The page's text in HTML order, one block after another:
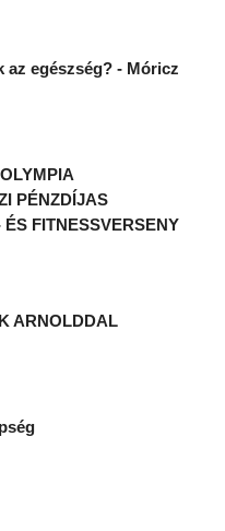
az egészség? - Móricz
PÉNZDÍJAS
ÉS FITNESSVERSENY
ARNOLDDAL